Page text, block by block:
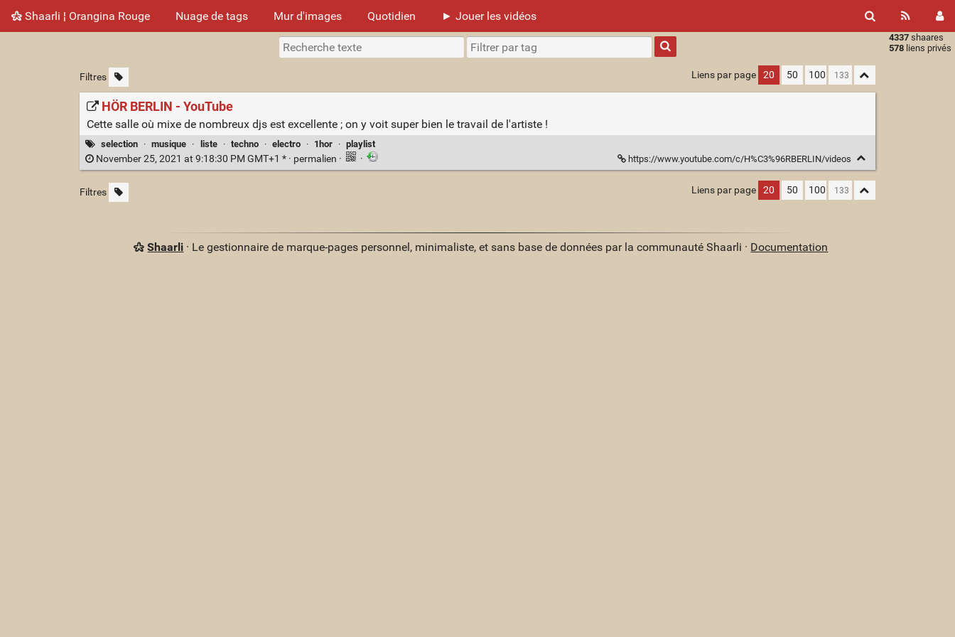
Shaarli ¦ Orangina Rouge Nuage de tags Mur d'images Quotidien ► Jouer les vidéos
4337 shaares
578 liens privés
Type 1 or
more
characters
results.
Filtres Liens par page 20 50 100
HÖR BERLIN - YouTube
Cette salle où mixe de nombreux djs est excellente ; on y voit super bien le travail de l'artiste !
selection · musique · liste · techno · electro · 1hor · playlist
November 25, 2021 at 9:18:30 PM GMT+1 * · permalien · · https://www.youtube.com/c/H%C3%96RBERLIN/videos
Filtres Liens par page 20 50 100
Shaarli · Le gestionnaire de marque-pages personnel, minimaliste, et sans base de données par la communauté Shaarli · Documentation